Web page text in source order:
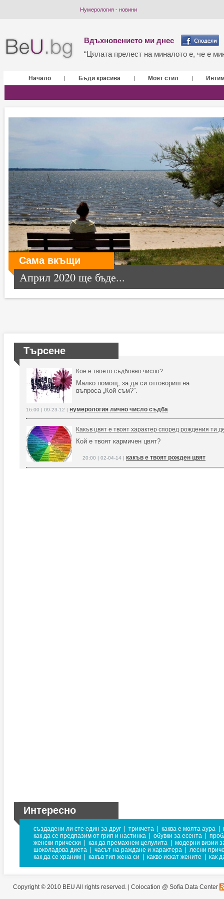
Нумерология - новини
Вдъхновението ми днес
“Цялата прелест на миналото е, че е
Начало | Бъди красива | Моят стил |
Сама вкъщи
Април 2020 ще бъде...
Търсене
Кое е твоето съдбовно число?
Малко помощ, за да си отговориш на
въпроса „Кой съм?”.
16:00 | 09-23-12 | нумерология лично число съдба
Какъв цвят е твоят характер според рождения ти
Кой е твоят кармичен цвят?
20:00 | 02-04-14 | какъв е твоят рожден цвят
Интересно
създадени ли сте един за друг трикчета каква е моята аура
как да се предпазим от грип и настинка
обувки за есента
женски прически
как да премахнем целулита
модерни визии
шоколадова диета
часът на раждане и характера
лесни
как да се храним
какъв тип жена си какво искат жените как
Copyright © 2010 BEU All rights reserved. | Colocation @ Sofia Data Center